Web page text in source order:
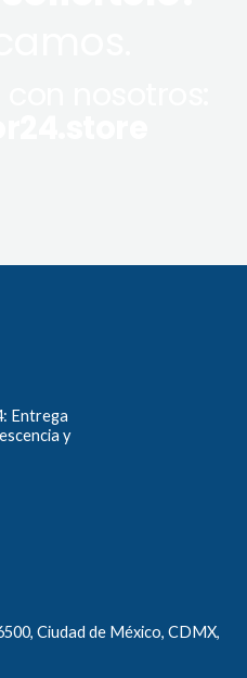
Entrega
y
Ciudad de México, CDMX,